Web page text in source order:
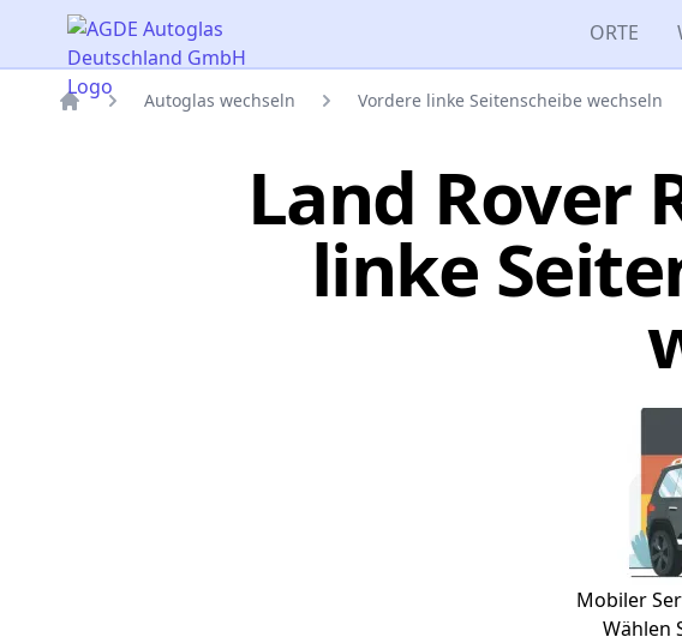
AGDE Autoglas Deutschland GmbH ORTE
Autoglas wechseln Vordere linke Seitenscheibe wechseln
Land Rover
linke
Mobiler
Wählen